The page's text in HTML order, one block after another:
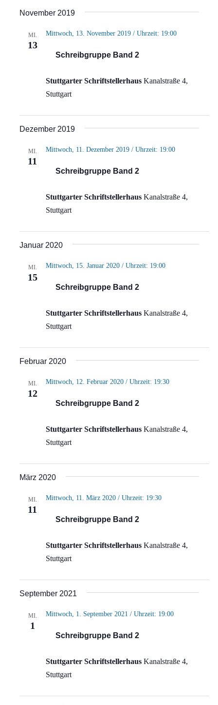
November 2019
MI.
13
Schreibgruppe Band 2
Mittwoch, 13. November 2019 / Uhrzeit: 19:00
Stuttgarter Schriftstellerhaus Kanalstraße 4,
Stuttgart
Dezember 2019
MI.
11
Schreibgruppe Band 2
Mittwoch, 11. Dezember 2019 / Uhrzeit: 19:00
Stuttgarter Schriftstellerhaus Kanalstraße 4,
Stuttgart
Januar 2020
MI.
15
Schreibgruppe Band 2
Mittwoch, 15. Januar 2020 / Uhrzeit: 19:00
Stuttgarter Schriftstellerhaus Kanalstraße 4,
Stuttgart
Februar 2020
MI.
12
Schreibgruppe Band 2
Mittwoch, 12. Februar 2020 / Uhrzeit: 19:30
Stuttgarter Schriftstellerhaus Kanalstraße 4,
Stuttgart
März 2020
MI.
11
Schreibgruppe Band 2
Mittwoch, 11. März 2020 / Uhrzeit: 19:30
Stuttgarter Schriftstellerhaus Kanalstraße 4,
Stuttgart
September 2021
MI.
1
Schreibgruppe Band 2
Mittwoch, 1. September 2021 / Uhrzeit: 19:00
Stuttgarter Schriftstellerhaus Kanalstraße 4,
Stuttgart